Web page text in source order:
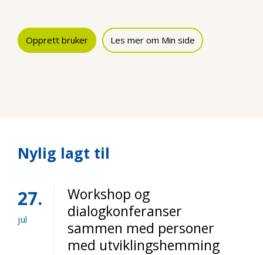
Opprett bruker Les mer om Min side
Nylig lagt til
27
jul
Workshop og
dialogkonferanser
sammen med personer
med utviklingshemming